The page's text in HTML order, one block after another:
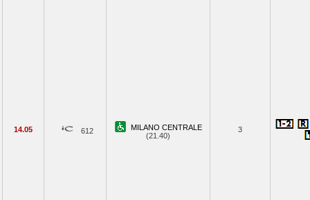
14.05 612
MILANO CENTRALE
(21.40)
3